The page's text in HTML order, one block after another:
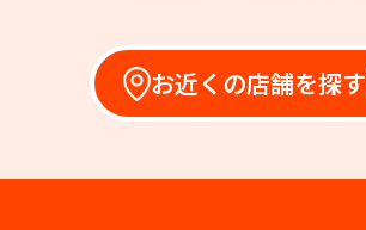
お近くの店舗を探す